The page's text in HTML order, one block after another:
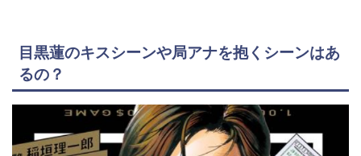
目黒蓮のキスシーンや局アナを抱くシーンはあ
るの？